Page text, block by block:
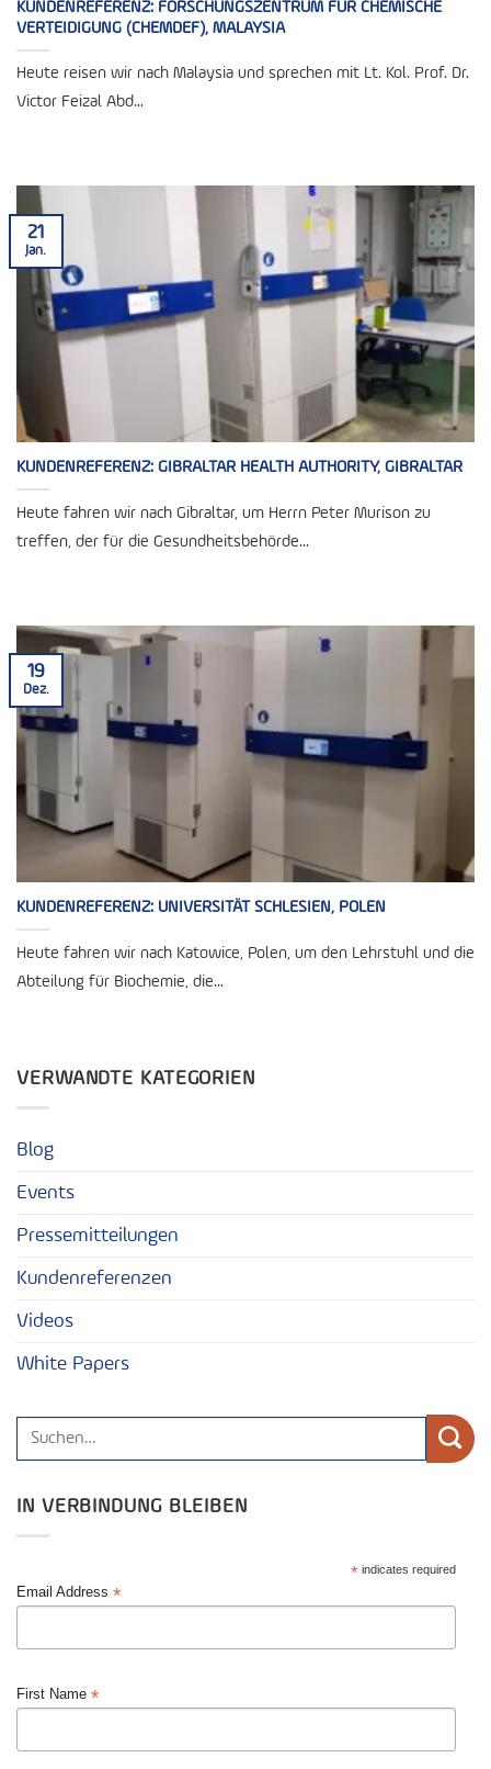
KUNDENREFERENZ: FORSCHUNGSZENTRUM FÜR CHEMISCHE
VERTEIDIGUNG (CHEMDEF), MALAYSIA
Heute reisen wir nach Malaysia und sprechen mit Lt. Kol. Prof. Dr.
Victor Feizal Abd...
KUNDENREFERENZ: GIBRALTAR HEALTH AUTHORITY, GIBRALTAR
Heute fahren wir nach Gibraltar, um Herrn Peter Murison zu
treffen, der für die Gesundheitsbehörde...
21
Jan.
KUNDENREFERENZ: UNIVERSITÄT SCHLESIEN, POLEN
Heute fahren wir nach Katowice, Polen, um den Lehrstuhl und die
Abteilung für Biochemie, die...
19
Dez.
VERWANDTE KATEGORIEN
Blog
Events
Pressemitteilungen
Kundenreferenzen
Videos
White Papers
IN VERBINDUNG BLEIBEN
* indicates required
Email Address *
First Name *